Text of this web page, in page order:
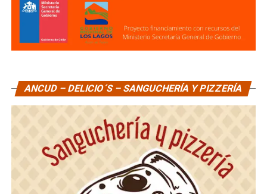
ANCUD – DELICIO´S – SANGUCHERÍA Y PIZZERÍA